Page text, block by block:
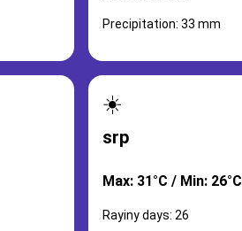
Precipitation: 33 mm
☀️
srp
Max: 31°C / Min: 26°C
Rayiny days: 26